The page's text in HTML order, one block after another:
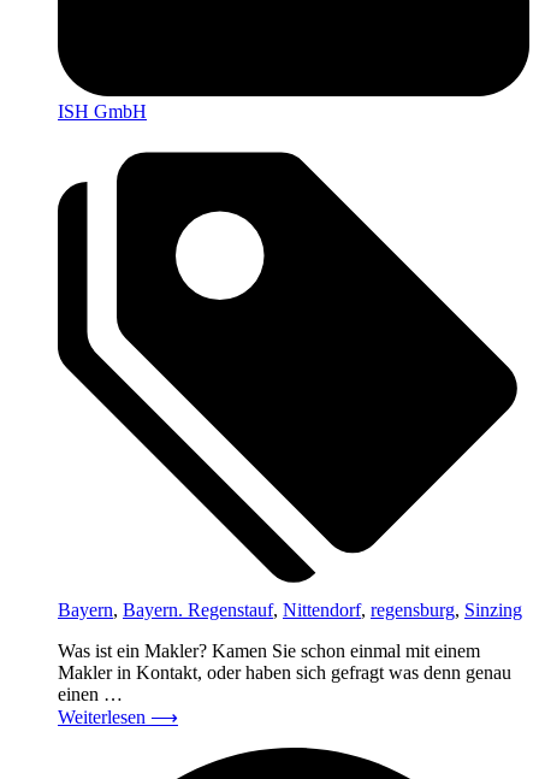
ISH GmbH
Bayern, Bayern. Regenstauf, Nittendorf, regensburg, Sinzing
Was ist ein Makler? Kamen Sie schon einmal mit einem
Makler in Kontakt, oder haben sich gefragt was denn genau
einen …
Weiterlesen ⟶